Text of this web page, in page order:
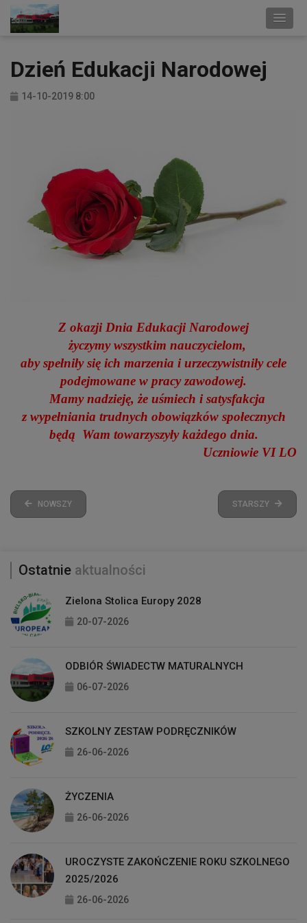
Dzień Edukacji Narodowej
14-10-2019 8:00
Z okazji Dnia Edukacji Narodowej
życzymy wszystkim nauczycielom,
aby spełniły się ich marzenia i urzeczywistniły cele
podejmowane w pracy zawodowej.
Mamy nadzieję, że uśmiech i satysfakcja
z wypełniania trudnych obowiązków społecznych
będą Wam towarzyszyły każdego dnia.
Uczniowie VI LO
NOWSZY STARSZY
Ostatnie aktualności
Zielona Stolica Europy 2028
20-07-2026
ODBIÓR ŚWIADECTW MATURALNYCH
06-07-2026
SZKOLNY ZESTAW PODRĘCZNIKÓW
26-06-2026
ŻYCZENIA
26-06-2026
UROCZYSTE ZAKOŃCZENIE ROKU SZKOLNEGO
2025/2026
26-06-2026